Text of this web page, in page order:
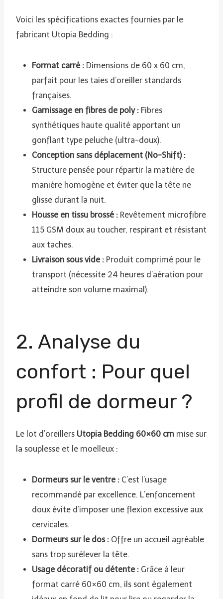
Voici les spécifications exactes fournies par le
fabricant Utopia Bedding :
Format carré : Dimensions de 60 x 60 cm,
parfait pour les taies d’oreiller standards
françaises.
Garnissage en fibres de poly : Fibres
synthétiques haute qualité apportant un
gonflant type peluche (ultra-doux).
Conception sans déplacement (No-Shift) :
Structure pensée pour répartir la matière de
manière homogène et éviter que la tête ne
glisse durant la nuit.
Housse en tissu brossé : Revêtement microfibre
115 GSM doux au toucher, respirant et résistant
aux taches.
Livraison sous vide : Produit comprimé pour le
transport (nécessite 24 heures d’aération pour
atteindre son volume maximal).
2. Analyse du
confort : Pour quel
profil de dormeur ?
Le lot d’oreillers Utopia Bedding 60×60 cm mise sur
la souplesse et le moelleux :
Dormeurs sur le ventre : C’est l’usage
recommandé par excellence. L’enfoncement
doux évite d’imposer une flexion excessive aux
cervicales.
Dormeurs sur le dos : Offre un accueil agréable
sans trop surélever la tête.
Usage décoratif ou détente : Grâce à leur
format carré 60×60 cm, ils sont également